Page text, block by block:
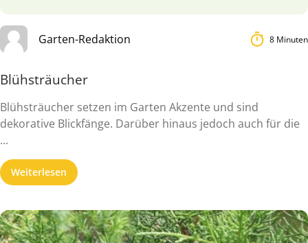
Garten-Redaktion 8 Minuten
Blühsträucher
Blühsträucher setzen im Garten Akzente und sind
dekorative Blickfänge. Darüber hinaus jedoch auch für die
...
Weiterlesen